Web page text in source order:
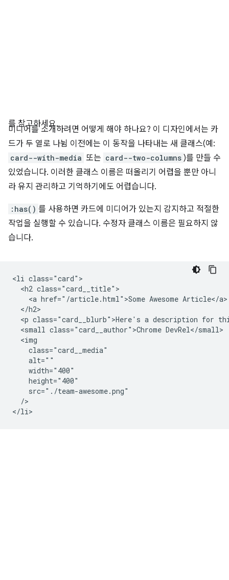
를 참고하세요.
미디어를 소개하려면 어떻게 해야 하나요? 이 디자인에서는 카
드가 두 열로 나뉨 이전에는 이 동작을 나타내는 새 클래스(예:
card--with-media 또는 card--two-columns )를 만들 수
있었습니다. 이러한 클래스 이름은 떠올리기 어렵을 뿐만 아니
라 유지 관리하고 기억하기에도 어렵습니다.
:has() 를 사용하면 카드에 미디어가 있는지 감지하고 적절한
작업을 실행할 수 있습니다. 수정자 클래스 이름은 필요하지 않
습니다.
<li class="card">
  <h2 class="card__title">
    <a href="/article.html">Some Awesome Article</a>
  </h2>
<p class="card__blurb">Here's a description for
  <small class="card__author">Chrome DevRel</small>
  <img
    class="card__media"
    alt=""
    width="400"
    height="400"
    src="./team-awesome.png"
  />